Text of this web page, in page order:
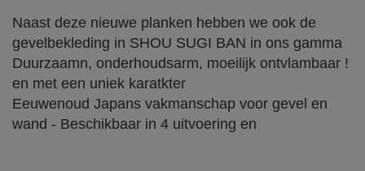
Naast deze nieuwe planken hebben we ook de
gevelbekleding in SHOU SUGI BAN in ons gamma
Duurzaamn, onderhoudsarm, moeilijk ontvlambaar !
en met een uniek karatkter
Eeuwenoud Japans vakmanschap voor gevel en
wand - Beschikbaar in 4 uitvoering en